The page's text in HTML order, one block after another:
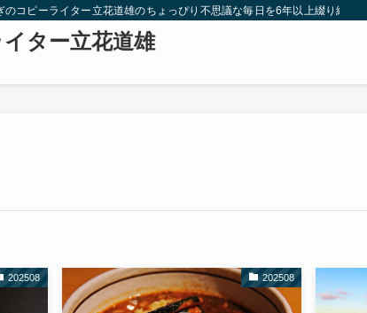
コピーライター立花道雄のちょっぴり不思議な毎日を6年以上綴り続け
ター立花道雄
202508 202508